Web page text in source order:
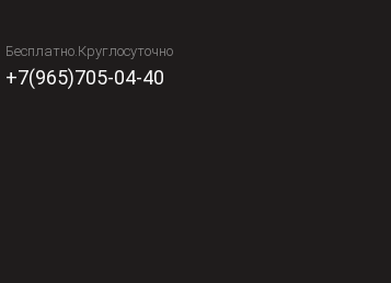
Бесплатно.Круглосуточно
+7(965)705-04-40